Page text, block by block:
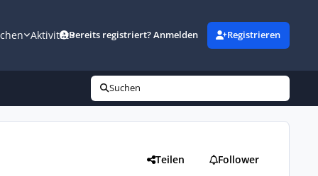
AktivitätBereits registriert? Anmelden Registrieren
Suchen
Teilen Follower